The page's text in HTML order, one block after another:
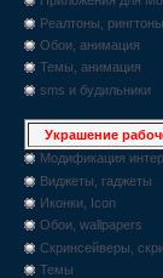
Реалтоны, рингтоны
Обои, анимация
Темы, анимация
sms и будильники
Украшение
Модификация
Виджеты, гаджеты
Иконки, Icon
Обои, wallpapers
Скринсейверы,
Темы